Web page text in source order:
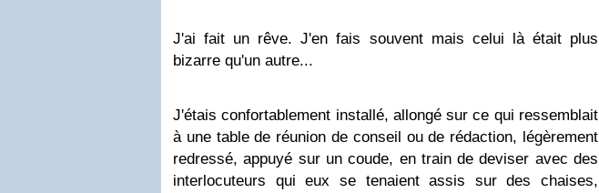
J'ai fait un rêve. J'en fais souvent mais celui là était plus
bizarre qu'un autre...
J'étais confortablement installé, allongé sur ce qui ressemblait
à une table de réunion de conseil ou de rédaction, légèrement
redressé, appuyé sur un coude, en train de deviser avec des
interlocuteurs qui eux se tenaient assis sur des chaises,